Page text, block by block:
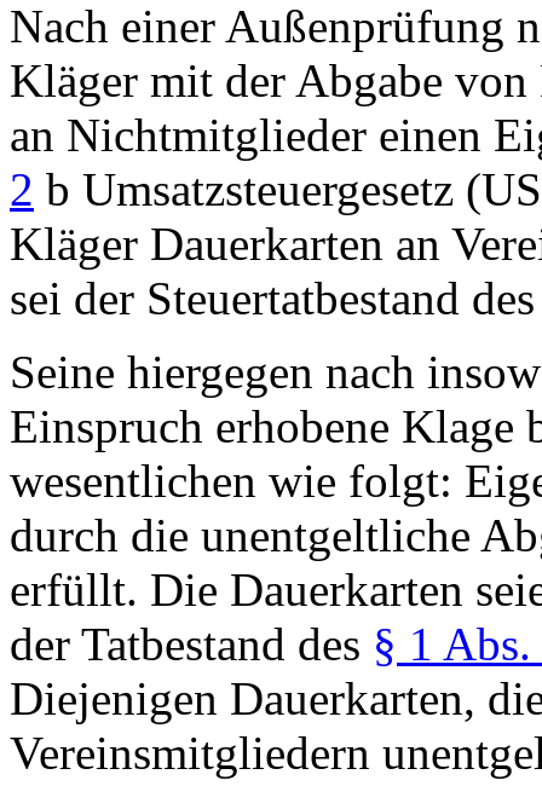
Nach einer Außenprüfung
Kläger mit der Abgabe
an Nichtmitglieder einen
2 b Umsatzsteuergesetz
Kläger Dauerkarten an
sei der Steuertatbestand
Seine hiergegen nach
Einspruch erhobene Klage
wesentlichen wie folgt:
durch die unentgeltliche
erfüllt. Die Dauerkarten
der Tatbestand des § 1
Diejenigen Dauerkarten,
Vereinsmitgliedern